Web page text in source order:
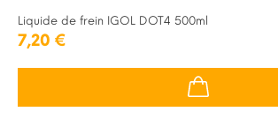
Liquide de frein IGOL DOT4 500ml
7,20 €